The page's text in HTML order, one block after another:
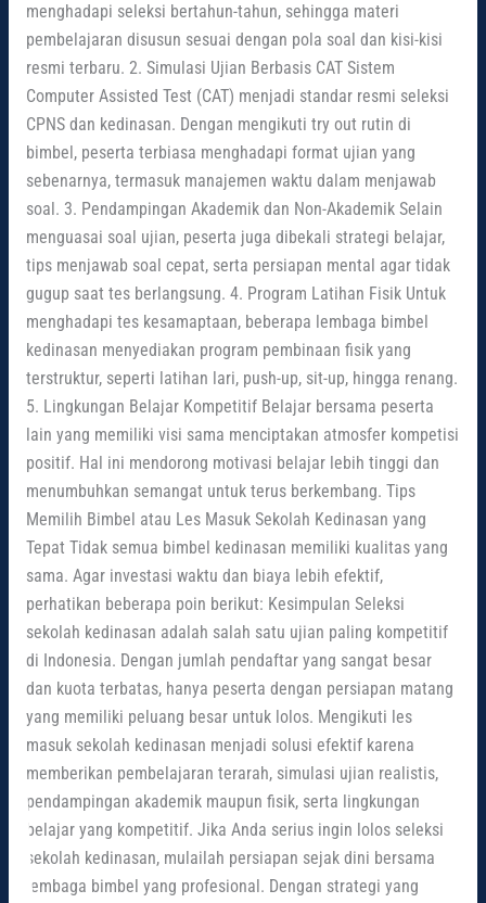
menghadapi seleksi bertahun-tahun, sehingga materi
pembelajaran disusun sesuai dengan pola soal dan kisi-kisi
resmi terbaru. 2. Simulasi Ujian Berbasis CAT Sistem
Computer Assisted Test (CAT) menjadi standar resmi seleksi
CPNS dan kedinasan. Dengan mengikuti try out rutin di
bimbel, peserta terbiasa menghadapi format ujian yang
sebenarnya, termasuk manajemen waktu dalam menjawab
soal. 3. Pendampingan Akademik dan Non-Akademik Selain
menguasai soal ujian, peserta juga dibekali strategi belajar,
tips menjawab soal cepat, serta persiapan mental agar tidak
gugup saat tes berlangsung. 4. Program Latihan Fisik Untuk
menghadapi tes kesamaptaan, beberapa lembaga bimbel
kedinasan menyediakan program pembinaan fisik yang
terstruktur, seperti latihan lari, push-up, sit-up, hingga renang.
5. Lingkungan Belajar Kompetitif Belajar bersama peserta
lain yang memiliki visi sama menciptakan atmosfer kompetisi
positif. Hal ini mendorong motivasi belajar lebih tinggi dan
menumbuhkan semangat untuk terus berkembang. Tips
Memilih Bimbel atau Les Masuk Sekolah Kedinasan yang
Tepat Tidak semua bimbel kedinasan memiliki kualitas yang
sama. Agar investasi waktu dan biaya lebih efektif,
perhatikan beberapa poin berikut: Kesimpulan Seleksi
sekolah kedinasan adalah salah satu ujian paling kompetitif
di Indonesia. Dengan jumlah pendaftar yang sangat besar
dan kuota terbatas, hanya peserta dengan persiapan matang
yang memiliki peluang besar untuk lolos. Mengikuti les
masuk sekolah kedinasan menjadi solusi efektif karena
memberikan pembelajaran terarah, simulasi ujian realistis,
pendampingan akademik maupun fisik, serta lingkungan
belajar yang kompetitif. Jika Anda serius ingin lolos seleksi
sekolah kedinasan, mulailah persiapan sejak dini bersama
lembaga bimbel yang profesional. Dengan strategi yang